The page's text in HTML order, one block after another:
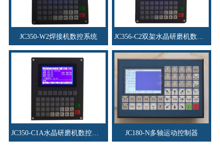
产品应用
联系电话
s
JC350-W2焊接机数控系统 JC356-C2双架水晶研磨机数控系统
JC180-N多轴运动控制器